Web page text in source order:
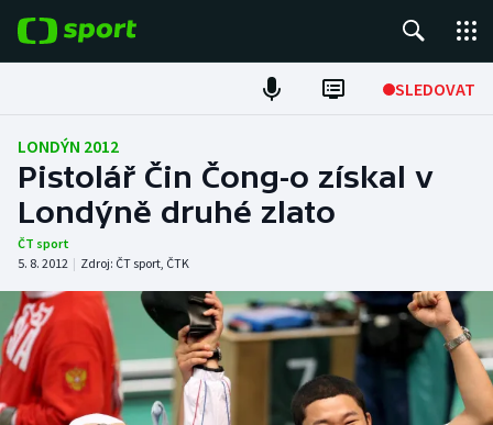
SLEDOVAT
Fotbal
Hokej
Tenis
Atletika
Cyklistika
DALŠÍ SPORTY
LONDÝN 2012
Pistolář Čin Čong-o získal v
Londýně druhé zlato
ČT sport
5. 8. 2012 | Zdroj: ČT sport, ČTK